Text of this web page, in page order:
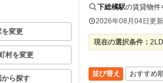
を変更
村を変更
から探す
下総橘駅の賃貸物件
2026年08月04日更新
現在の選択条件：
並び替え